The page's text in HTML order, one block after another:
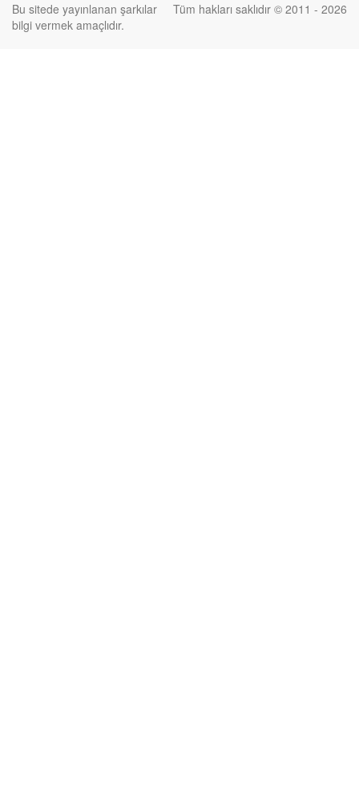
Tüm hakları saklıdır © 2011 - 2026
Bu sitede yayınlanan şarkılar
bilgi vermek amaçlıdır.